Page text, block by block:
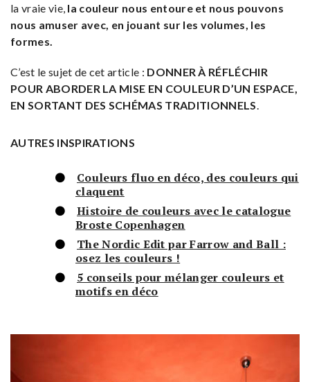
la vraie vie, la couleur nous entoure et nous pouvons
nous amuser avec, en jouant sur les volumes, les
formes.
C’est le sujet de cet article : DONNER À RÉFLÉCHIR
POUR ABORDER LA MISE EN COULEUR D’UN ESPACE,
EN SORTANT DES SCHÉMAS TRADITIONNELS
AUTRES INSPIRATIONS
Couleurs fluo en déco, des couleurs qui
claquent
Histoire de couleurs avec le catalogue
Broste Copenhagen
The Nordic Edit par Farrow and Ball :
osez les couleurs !
5 conseils pour mélanger couleurs et
motifs en déco